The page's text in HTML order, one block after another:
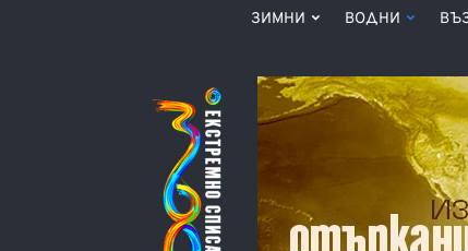
ЗИМНИ ВОДНИ
Списание
360°